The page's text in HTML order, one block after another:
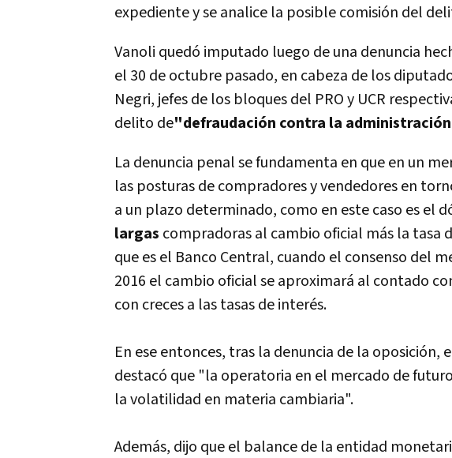
expediente y se analice la posible comisión del
Vanoli quedó imputado luego de una denuncia
el 30 de octubre pasado, en cabeza de los
Negri, jefes de los bloques del PRO y UCR
delito de"defraudación contra la
La denuncia penal se fundamenta en que en un
las posturas de compradores y vendedores en
a un plazo determinado, como en este caso es el
largas compradoras al cambio oficial más la tasa
que es el Banco Central, cuando el consenso del
2016 el cambio oficial se aproximará al contado
con creces a las tasas de interés.
En ese entonces, tras la denuncia de la oposición,
destacó que "la operatoria en el mercado de
la volatilidad en materia cambiaria".
Además, dijo que el balance de la entidad